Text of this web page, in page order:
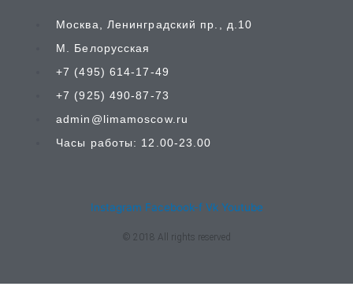
Москва, Ленинградский пр., д.10
М. Белорусская
+7 (495) 614-17-49
+7 (925) 490-87-73
admin@limamoscow.ru
Часы работы: 12.00-23.00
Instagram Facebook-f Vk Youtube
© 2018 All rights reserved